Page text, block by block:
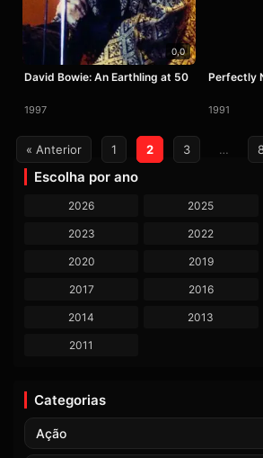
0,0
David Bowie: An Earthling at 50
1997
Perfectly
1991
Paginação
de
posts
« Anterior 1 2 3 …
Escolha por ano
2026 2025
2023 2022
2020 2019
2017 2016
2014 2013
2011
Categorias
Ação